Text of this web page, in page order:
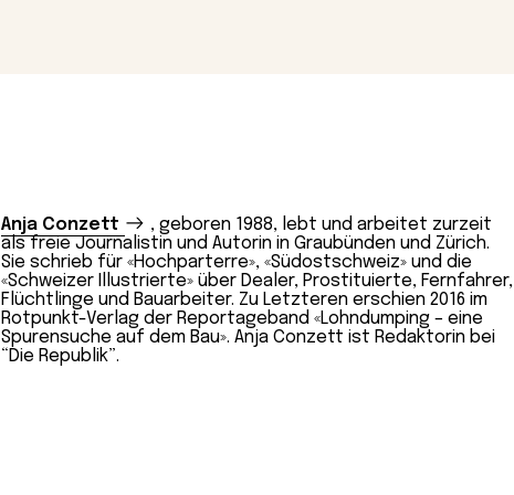
Anja Conzett
, geboren 1988, lebt und arbeitet zurzeit
als freie Journalistin und Autorin in Graubünden und Zürich.
Sie schrieb für «Hochparterre», «Südostschweiz» und die
«Schweizer Illustrierte» über Dealer, Prostituierte, Fernfahrer,
Flüchtlinge und Bauarbeiter. Zu Letzteren erschien 2016 im
Rotpunkt-Verlag der Reportageband «Lohndumping – eine
Spurensuche auf dem Bau». Anja Conzett ist Redaktorin bei
“Die Republik”.